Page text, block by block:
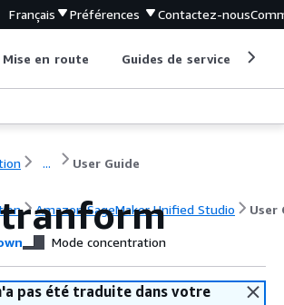
Français Préférences Contactez-nous
Mise en route Guides de service
... User Guide
Amazon SageMaker Unified Studio User
Mode concentration
pas été traduite dans votre